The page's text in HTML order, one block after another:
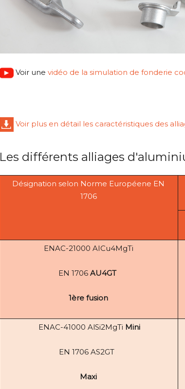
Voir une vidéo de la simulation de fonderie
Voir plus en détail les caractéristiques des
Les différents alliages
Désignation selon Norme Européene EN
1706
ENAC-21000 AICu4MgTi
EN 1706AU4GT
1ère fusion
ENAC-41000 AlSi2MgTi Mini
EN 1706 AS2GT
Maxi